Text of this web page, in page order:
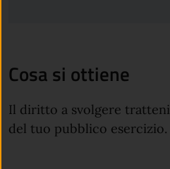
Cosa si ottiene
Il diritto a svolgere
del tuo pubblico esercizio.